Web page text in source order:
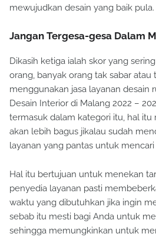
mewujudkan desain yang baik pula.
Jangan Tergesa-gesa Dalam
Dikasih ketiga ialah skor yang
orang, banyak orang tak sabar atau
menggunakan jasa layanan desain
Desain Interior di Malang 2022 –
termasuk dalam kategori itu, hal itu
akan lebih bagus jikalau sudah
layanan yang pantas untuk
Hal itu bertujuan untuk menekan
penyedia layanan pasti
waktu yang dibutuhkan jika ingin
sebab itu mesti bagi Anda untuk
sehingga memungkinkan untuk